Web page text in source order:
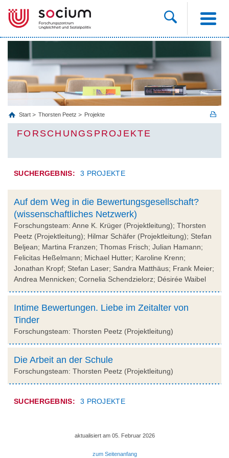
Start Thorsten Peetz Projekte
FORSCHUNGSPROJEKTE
SUCHERGEBNIS: 3 PROJEKTE
Auf dem Weg in die Bewertungsgesellschaft?
(wissenschaftliches Netzwerk)
Forschungsteam: Anne K. Krüger (Projektleitung); Thorsten
Peetz (Projektleitung); Hilmar Schäfer (Projektleitung); Stefan
Beljean; Martina Franzen; Thomas Frisch; Julian Hamann;
Felicitas Heßelmann; Michael Hutter; Karoline Krenn;
Jonathan Kropf; Stefan Laser; Sandra Matthäus; Frank Meier;
Andrea Mennicken; Cornelia Schendzielorz; Désirée Waibel
Intime Bewertungen. Liebe im Zeitalter von
Tinder
Forschungsteam: Thorsten Peetz (Projektleitung)
Die Arbeit an der Schule
Forschungsteam: Thorsten Peetz (Projektleitung)
SUCHERGEBNIS: 3 PROJEKTE
aktualisiert am 05. Februar 2026
zum Seitenanfang